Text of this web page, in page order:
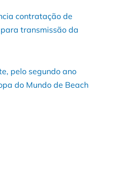
contratação de
transmissão da
pelo segundo ano
do Mundo de Beach